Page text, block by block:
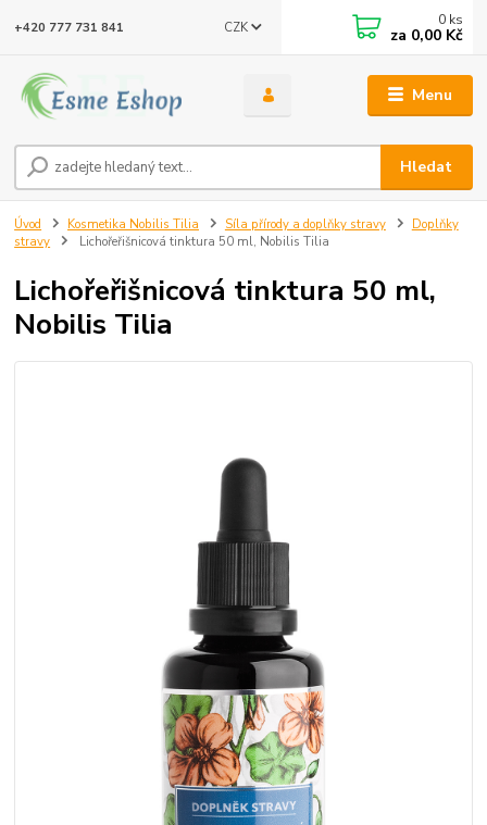
Menu
CZK
Hledat
+420 777 731 841 0 ks
za 0,00 Kč
Úvod Kosmetika Nobilis Tilia Síla přírody a doplňky stravy
Doplňky
stravy
Lichořeřišnicová tinktura 50 ml, Nobilis Tilia
Lichořeřišnicová tinktura 50 ml,
Nobilis Tilia